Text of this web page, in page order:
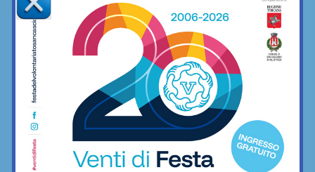
Redazione
La redazione di SportChianti dà spazio, ogni giorno, a tutti gli
sport nei comuni chiantigiani: calcio, pallavolo, basket,